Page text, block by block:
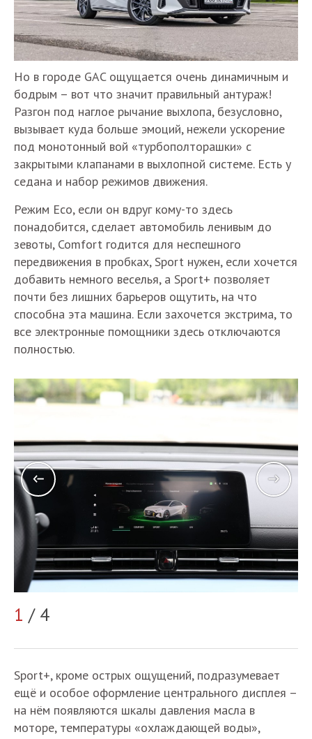
Но в городе GAC ощущается очень динамичным и
бодрым – вот что значит правильный антураж!
Разгон под наглое рычание выхлопа, безусловно,
вызывает куда больше эмоций, нежели ускорение
под монотонный вой «турбополторашки» с
закрытыми клапанами в выхлопной системе. Есть у
седана и набор режимов движения.
Режим Eco, если он вдруг кому-то здесь
понадобится, сделает автомобиль ленивым до
зевоты, Comfort годится для неспешного
передвижения в пробках, Sport нужен, если хочется
добавить немного веселья, а Sport+ позволяет
почти без лишних барьеров ощутить, на что
способна эта машина. Если захочется экстрима, то
все электронные помощники здесь отключаются
полностью.
1 / 4
Sport+, кроме острых ощущений, подразумевает
ещё и особое оформление центрального дисплея –
на нём появляются шкалы давления масла в
моторе, температуры «охлаждающей воды»,